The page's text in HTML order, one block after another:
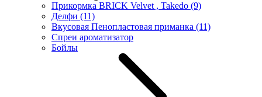
Прикормка BRICK Velvet , Takedo (9)
Делфи (11)
Вкусовая Пенопластовая приманка (11)
Спреи ароматизатор
Бойлы